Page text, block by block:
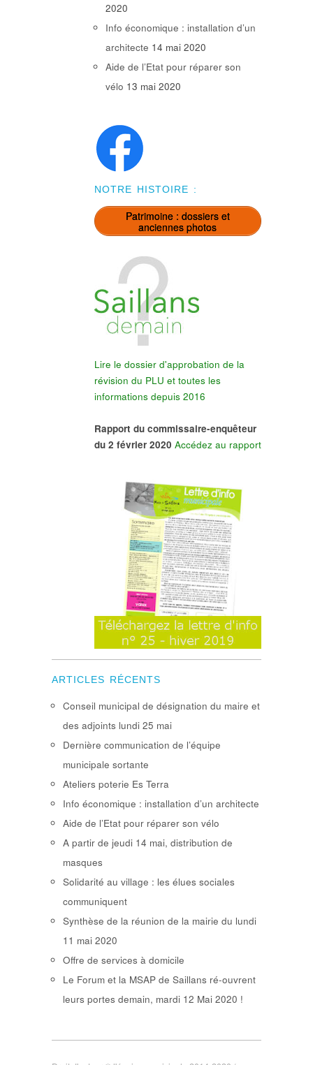
2020
Info économique : installation d’un
architecte 14 mai 2020
Aide de l’Etat pour réparer son
vélo 13 mai 2020
NOTRE HISTOIRE :
Patrimoine : dossiers et
anciennes photos
Lire le dossier d'approbation de la
révision du PLU et toutes les
informations depuis 2016
Rapport du commissaire-enquêteur
du 2 février 2020 Accédez au rapport
ARTICLES RÉCENTS
Conseil municipal de désignation du maire et
des adjoints lundi 25 mai
Dernière communication de l’équipe
municipale sortante
Ateliers poterie Es Terra
Info économique : installation d’un architecte
Aide de l’Etat pour réparer son vélo
A partir de jeudi 14 mai, distribution de
masques
Solidarité au village : les élues sociales
communiquent
Synthèse de la réunion de la mairie du lundi
11 mai 2020
Offre de services à domicile
Le Forum et la MSAP de Saillans ré-ouvrent
leurs portes demain, mardi 12 Mai 2020 !